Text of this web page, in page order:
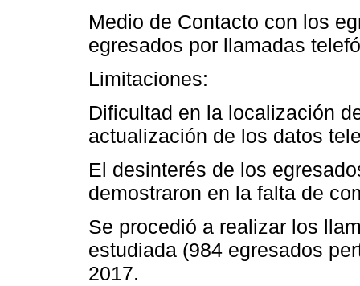
Medio de Contacto con los
egresados por llamadas
Limitaciones:
Dificultad en la localización
actualización de los datos
El desinterés de los
demostraron en la falta de
Se procedió a realizar los
estudiada (984 egresados
2017.